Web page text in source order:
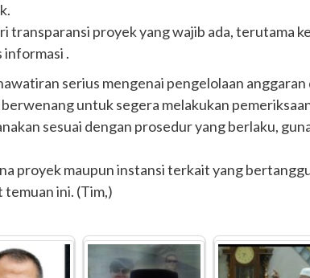
transparansi proyek yang wajib ada,
informasi .
serius mengenai pengelolaan
untuk segera melakukan
sesuai dengan prosedur yang berlaku,
proyek maupun instansi terkait yang
ini. (Tim,)